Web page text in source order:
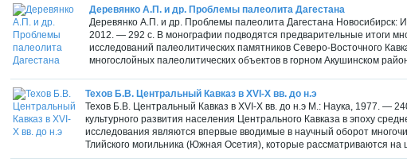
Деревянко А.П. и др. Проблемы палеолита Дагестана
Деревянко А.П. и др. Проблемы палеолита Дагестана Новосибирск:
2012. — 292 с. В монографии подводятся предварительные итоги
исследований палеолитических памятников Северо-Восточного
многослойных палеолитических объектов в горном Акушинском
Техов Б.В. Центральный Кавказ в ХVI-Х вв. до н.э
Техов Б.В. Центральный Кавказ в ХVI-Х вв. до н.э М.: Наука, 1977. —
культурного развития населения Центрального Кавказа в эпоху
исследования являются впервые вводимые в научный оборот
Тлийского могильника (Южная Осетия), которые рассматриваются на